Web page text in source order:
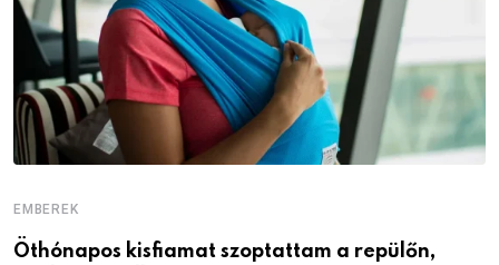
EMBEREK
Öthónapos kisfiamat szoptattam a repülőn,